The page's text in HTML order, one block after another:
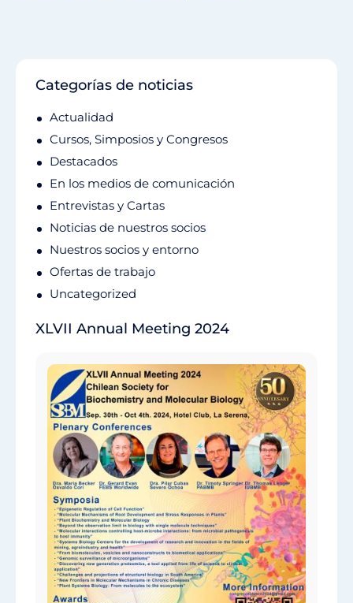
Categorías de noticias
Actualidad
Cursos, Simposios y Congresos
Destacados
En los medios de comunicación
Entrevistas y Cartas
Noticias de nuestros socios
Nuestros socios y entorno
Ofertas de trabajo
Uncategorized
XLVII Annual Meeting 2024